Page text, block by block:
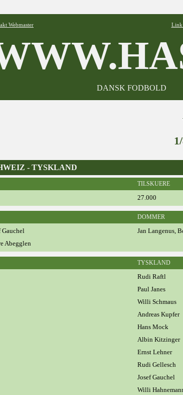
Webmaster Link
DANSK FODBOLD
- TYSKLAND
TILSKUERE
27.000
DOMMER
Gauchel
Jan Langenus,
Abegglen
TYSKLAND
Rudi Raftl
Paul Janes
Willi Schmaus
Andreas Kupfer
Hans Mock
Albin Kitzinger
Ernst Lehner
Rudi Gellesch
Josef Gauchel
Willi